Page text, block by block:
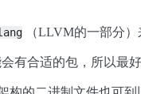
（LLVM的一部分
有合适的包，所以最好